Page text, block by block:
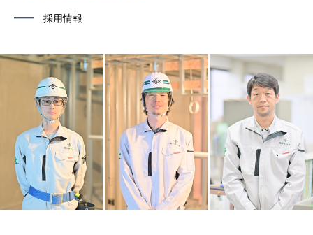
━━ 採用情報